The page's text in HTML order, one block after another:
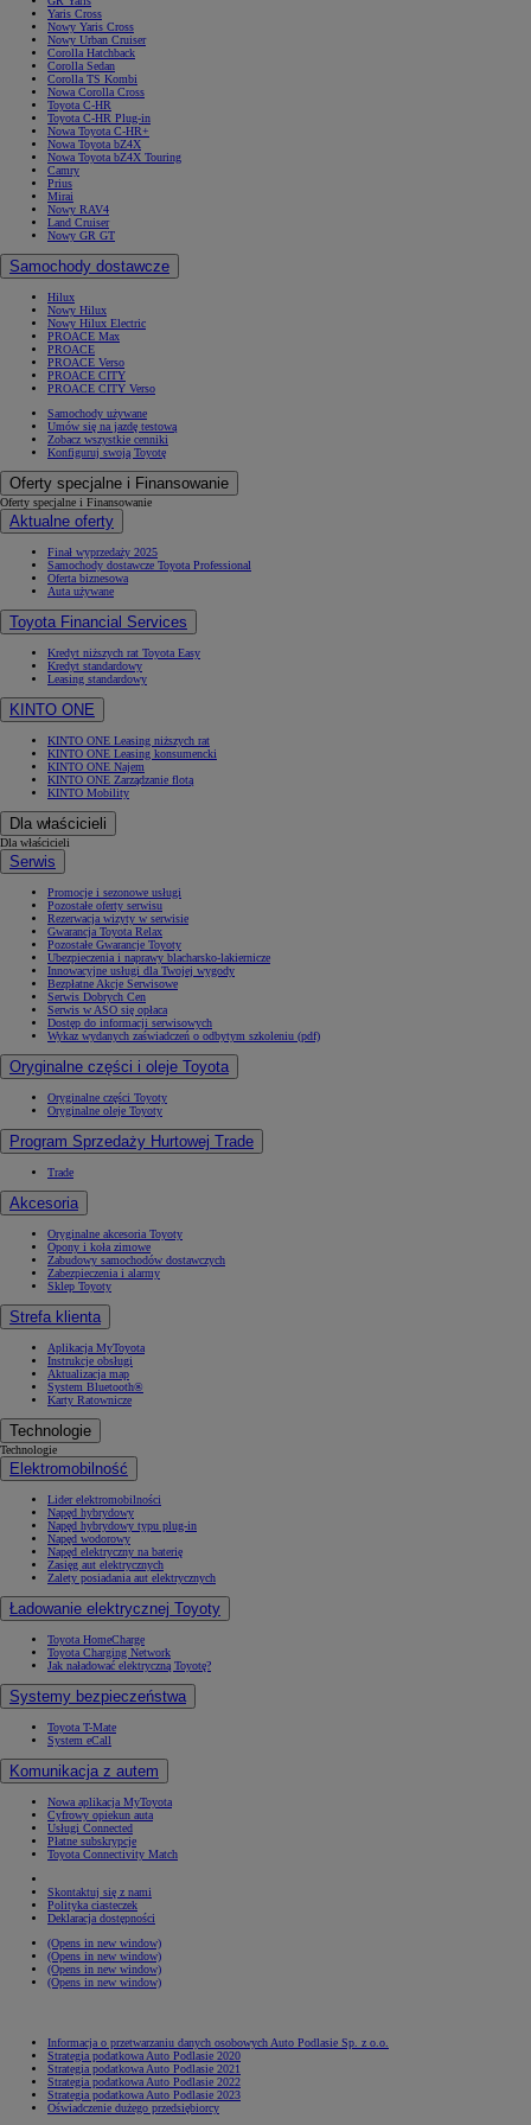
Yaris Cross
Nowy Yaris Cross
Nowy Urban Cruiser
Corolla Hatchback
Corolla Sedan
Corolla TS Kombi
Nowa Corolla Cross
Toyota C-HR
Toyota C-HR Plug-in
Nowa Toyota C-HR+
Nowa Toyota bZ4X
Nowa Toyota bZ4X Touring
Camry
Prius
Mirai
Nowy RAV4
Land Cruiser
Nowy GR GT
Samochody dostawcze
Hilux
Nowy Hilux
Nowy Hilux Electric
PROACE Max
PROACE
PROACE Verso
PROACE CITY
PROACE CITY Verso
Samochody używane
Umów się na jazdę testową
Zobacz wszystkie cenniki
Konfiguruj swoją Toyotę
Oferty specjalne i Finansowanie
Oferty specjalne i Finansowanie
Aktualne oferty
Finał wyprzedaży 2025
Samochody dostawcze Toyota Professional
Oferta biznesowa
Auta używane
Toyota Financial Services
Kredyt niższych rat Toyota Easy
Kredyt standardowy
Leasing standardowy
KINTO ONE
KINTO ONE Leasing niższych rat
KINTO ONE Leasing konsumencki
KINTO ONE Najem
KINTO ONE Zarządzanie flotą
KINTO Mobility
Dla właścicieli
Dla właścicieli
Serwis
Promocje i sezonowe usługi
Pozostałe oferty serwisu
Rezerwacja wizyty w serwisie
Gwarancja Toyota Relax
Pozostałe Gwarancje Toyoty
Ubezpieczenia i naprawy blacharsko-lakiernicze
Innowacyjne usługi dla Twojej wygody
Bezpłatne Akcje Serwisowe
Serwis Dobrych Cen
Serwis w ASO się opłaca
Dostęp do informacji serwisowych
Wykaz wydanych zaświadczeń o odbytym szkoleniu (pdf)
Oryginalne części i oleje Toyota
Oryginalne części Toyoty
Oryginalne oleje Toyoty
Program Sprzedaży Hurtowej Trade
Trade
Akcesoria
Oryginalne akcesoria Toyoty
Opony i koła zimowe
Zabudowy samochodów dostawczych
Zabezpieczenia i alarmy
Sklep Toyoty
Strefa klienta
Aplikacja MyToyota
Instrukcje obsługi
Aktualizacja map
System Bluetooth®
Karty Ratownicze
Technologie
Technologie
Elektromobilność
Lider elektromobilności
Napęd hybrydowy
Napęd hybrydowy typu plug-in
Napęd wodorowy
Napęd elektryczny na baterię
Zasięg aut elektrycznych
Zalety posiadania aut elektrycznych
Ładowanie elektrycznej Toyoty
Toyota HomeCharge
Toyota Charging Network
Jak naładować elektryczną Toyotę?
Systemy bezpieczeństwa
Toyota T-Mate
System eCall
Komunikacja z autem
Nowa aplikacja MyToyota
Cyfrowy opiekun auta
Usługi Connected
Płatne subskrypcje
Toyota Connectivity Match
Skontaktuj się z nami
Polityka ciasteczek
Deklaracja dostępności
(Opens in new window)
(Opens in new window)
(Opens in new window)
(Opens in new window)
Informacja o przetwarzaniu danych osobowych Auto Podlasie Sp. z o.o.
Strategia podatkowa Auto Podlasie 2020
Strategia podatkowa Auto Podlasie 2021
Strategia podatkowa Auto Podlasie 2022
Strategia podatkowa Auto Podlasie 2023
Oświadczenie dużego przedsiębiorcy